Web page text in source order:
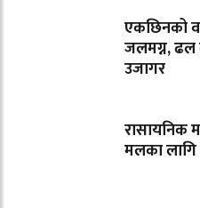
एकछिनको
जलमग्न, ढल
उजागर
रासायनिक
मलका